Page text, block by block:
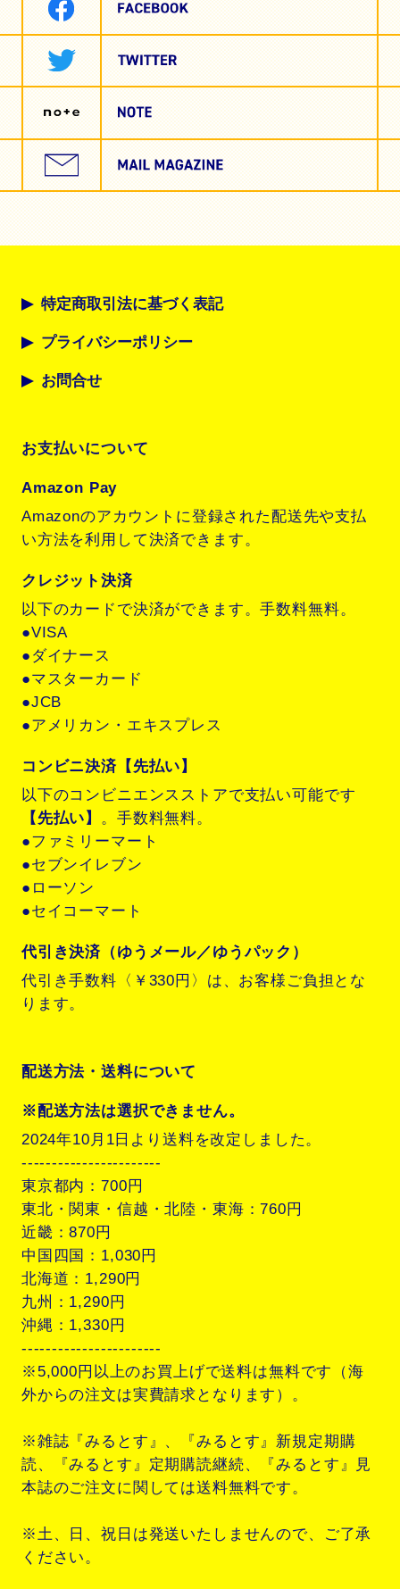
特定商取引法に基づく表記
プライバシーポリシー
お問合せ
お支払いについて
Amazon Pay
Amazonのアカウントに登録された配送先や支払
い方法を利用して決済できます。
クレジット決済
以下のカードで決済ができます。手数料無料。
●VISA
●ダイナース
●マスターカード
●JCB
●アメリカン・エキスプレス
コンビニ決済【先払い】
以下のコンビニエンスストアで支払い可能です
【先払い】 。手数料無料。
●ファミリーマート
●セブンイレブン
●ローソン
●セイコーマート
代引き決済（ゆうメール／ゆうパック）
代引き手数料〈￥330円〉は、お客様ご負担とな
ります。
配送方法・送料について
※配送方法は選択できません。
2024年10月1日より送料を改定しました。
-----------------------
東京都内：700円
東北・関東・信越・北陸・東海：760円
近畿：870円
中国四国：1,030円
北海道：1,290円
九州：1,290円
沖縄：1,330円
-----------------------
※5,000円以上のお買上げで送料は無料です（海
外からの注文は実費請求となります）。
※雑誌『みるとす』、『みるとす』新規定期購
読、『みるとす』定期購読継続、『みるとす』見
本誌のご注文に関しては送料無料です。
※土、日、祝日は発送いたしませんので、ご了承
ください。